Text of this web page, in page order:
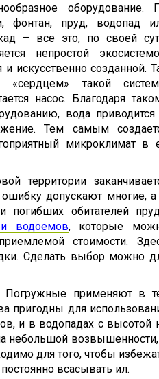
оборудование.
фонтан, пруд, водопад
– все это, по своей
непростой
и искусственно созданной.
«сердцем» такой
насос. Благодаря
вода
Тем самым
микроклимат в
территории
допускают многие,
обитателей
водоемов, которые
стоимости.
Сделать выбор можно
Погружные применяют в
пригодны для
и в водопадах с высотой
небольшой
для того, чтобы
всасывать ил.